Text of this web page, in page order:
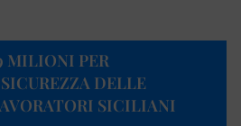
MILIONI PER
DELLE
SICILIANI